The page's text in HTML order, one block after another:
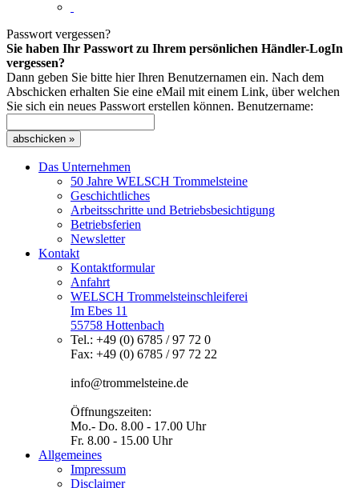
Passwort vergessen?
Sie haben Ihr Passwort zu Ihrem persönlichen Händler-LogIn
vergessen?
Dann geben Sie bitte hier Ihren Benutzernamen ein. Nach dem
Abschicken erhalten Sie eine eMail mit einem Link, über welchen
Sie sich ein neues Passwort erstellen können. Benutzername:
abschicken »
Das Unternehmen
50 Jahre WELSCH Trommelsteine
Geschichtliches
Arbeitsschritte und Betriebsbesichtigung
Betriebsferien
Newsletter
Kontakt
Kontaktformular
Anfahrt
WELSCH Trommelsteinschleiferei
Im Ebes 11
55758 Hottenbach
Tel.: +49 (0) 6785 / 97 72 0
Fax: +49 (0) 6785 / 97 72 22
info@trommelsteine.de
Öffnungszeiten:
Mo.- Do. 8.00 - 17.00 Uhr
Fr. 8.00 - 15.00 Uhr
Allgemeines
Impressum
Disclaimer